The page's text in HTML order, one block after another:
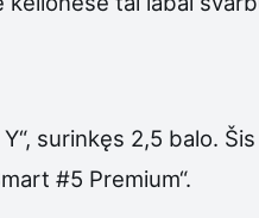
surinkęs 2,5 balo.
#5 Premium“.